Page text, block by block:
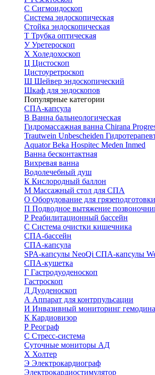
С Сигмоидоскоп
Система эндоскопическая
Стойка эндоскопическая
Т Трубка оптическая
УУретероскоп
Х Холедохоскоп
Ц Цистоскоп
Цистоуретроскоп
Ш Шейвер эндоскопический
Шкаф для эндоскопов
Популярные категории
СПА-капсула
В Ванна бальнеологическая
Гидромассажная ванна Chirana
Trautwein Unbescheiden
AquatorBeka Hospitec Meden Inmed
Ванна бесконтактная
Вихревая ванна
Водолечебный душ
К Кислородный баллон
М Массажный стол для СПА
О Оборудование для грязеподготовки
П Подводное вытяжение
Р Реабилитационный бассейн
С Система очистки кишечника
СПА-бассейн
СПА-капсула
SPA-капсулы NeoQi СПА-капсулы
СПА-кушетка
Г Гастродуоденоскоп
Гастроскоп
Д Дуоденоскоп
А Аппарат для контрпульсации
И Инвазивный мониторинг
К Кардиовизор
Р Реограф
С Стресс-система
Суточные мониторы АД
Х Холтер
Э Электрокардиограф
Электрокардиостимулятор